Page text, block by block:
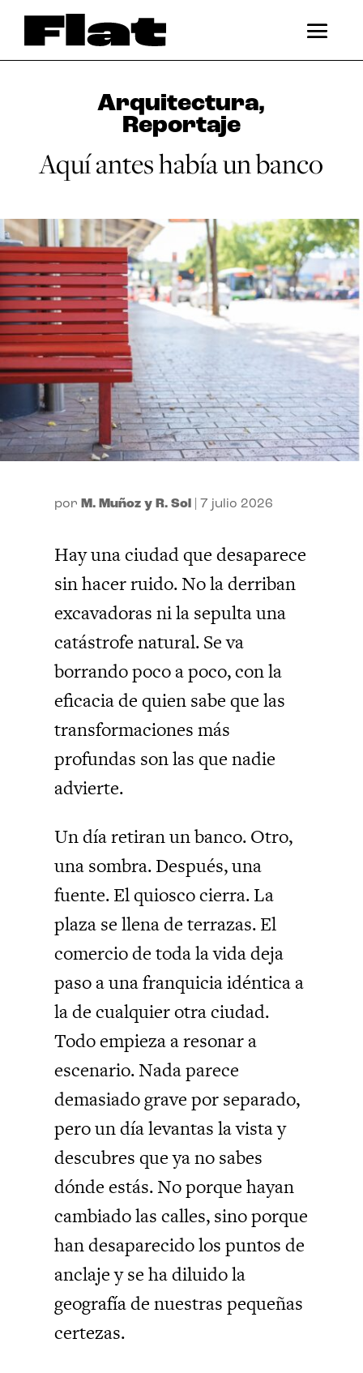
Arquitectura,
Reportaje
Aquí antes había un banco
por M. Muñoz y R. Sol 7 julio 2026
Hay una ciudad que desaparece
sin hacer ruido. No la derriban
excavadoras ni la sepulta una
catástrofe natural. Se va
borrando poco a poco, con la
eficacia de quien sabe que las
transformaciones más
profundas son las que nadie
advierte.
Un día retiran un banco. Otro,
una sombra. Después, una
fuente. El quiosco cierra. La
plaza se llena de terrazas. El
comercio de toda la vida deja
paso a una franquicia idéntica a
la de cualquier otra ciudad.
Todo empieza a resonar a
escenario. Nada parece
demasiado grave por separado,
pero un día levantas la vista y
descubres que ya no sabes
dónde estás. No porque hayan
cambiado las calles, sino porque
han desaparecido los puntos de
anclaje y se ha diluido la
geografía de nuestras pequeñas
certezas.